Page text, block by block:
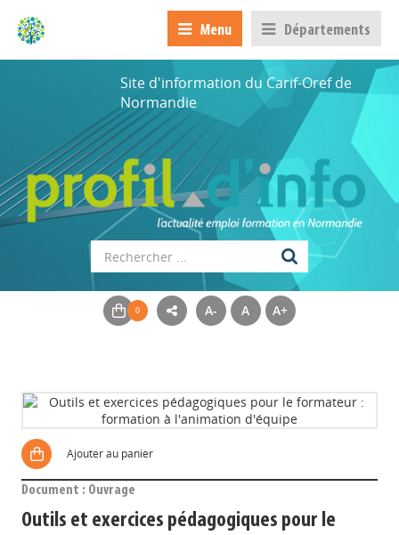
Menu Départements
Site d'information du Carif-Oref de
Normandie
A- A A+
Ajouter au panier
Document : Ouvrage
Outils et exercices pédagogiques pour le